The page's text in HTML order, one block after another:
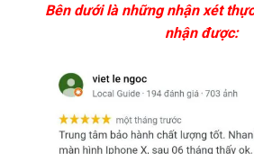
Bên dưới là những nhận xét
nhận được: